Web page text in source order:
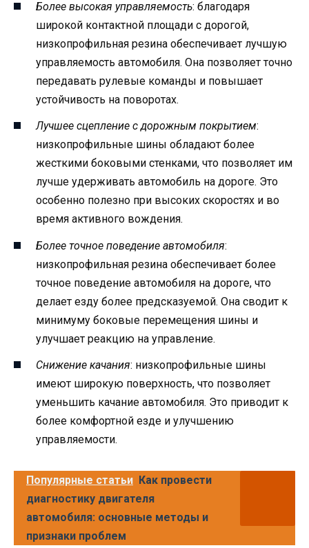
Более высокая управляемость: благодаря
широкой контактной площади с дорогой,
низкопрофильная резина обеспечивает лучшую
управляемость автомобиля. Она позволяет точно
передавать рулевые команды и повышает
устойчивость на поворотах.
Лучшее сцепление с дорожным покрытием:
низкопрофильные шины обладают более
жесткими боковыми стенками, что позволяет им
лучше удерживать автомобиль на дороге. Это
особенно полезно при высоких скоростях и во
время активного вождения.
Более точное поведение автомобиля:
низкопрофильная резина обеспечивает более
точное поведение автомобиля на дороге, что
делает езду более предсказуемой. Она сводит к
минимуму боковые перемещения шины и
улучшает реакцию на управление.
Снижение качания: низкопрофильные шины
имеют широкую поверхность, что позволяет
уменьшить качание автомобиля. Это приводит к
более комфортной езде и улучшению
управляемости.
Популярные статьи Как провести
диагностику двигателя
автомобиля: основные методы и
признаки проблем